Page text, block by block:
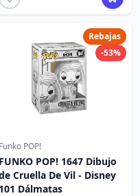
Rebajas
-53%
Funko POP!
FUNKO POP! 1647 Dibujo
Cruella De Vil - Disney
101 Dálmatas